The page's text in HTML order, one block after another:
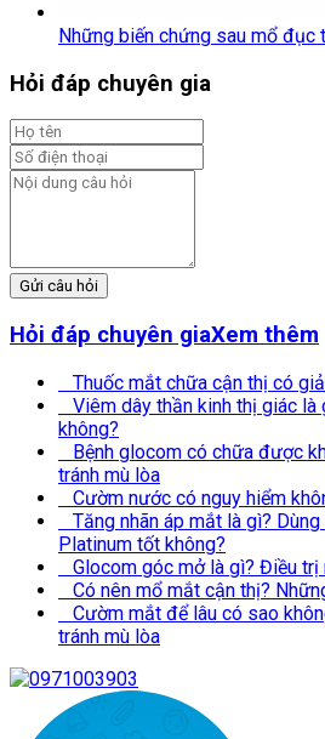
Những biến chứng sau mổ đục
Hỏi đáp chuyên gia
Gửi câu hỏi
Hỏi đáp chuyên giaXem thêm
Thuốc mắt chữa cận thị có
Viêm dây thần kinh thị giác là
không?
Bệnh glocom có chữa được
tránh mù lòa
Cườm nước có nguy hiểm
Tăng nhãn áp mắt là gì?
Platinum tốt không?
Glocom góc mở là gì? Điều trị
Có nên mổ mắt cận thị?
Cườm mắt để lâu có sao
tránh mù lòa